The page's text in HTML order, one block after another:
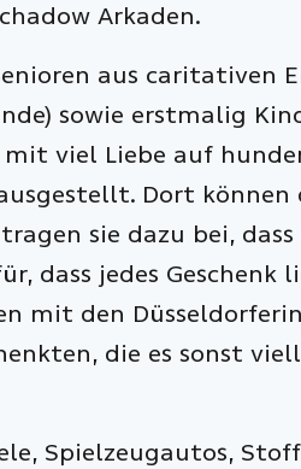
Arkaden.
aus caritativen
sowie erstmalig
viel Liebe auf
Dort können
sie dazu bei,
dass jedes
mit den
die es sonst
Spielzeugautos,